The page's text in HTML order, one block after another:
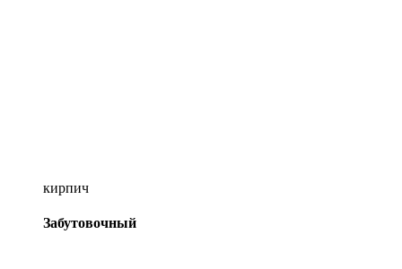
кирпич
Забутовочный